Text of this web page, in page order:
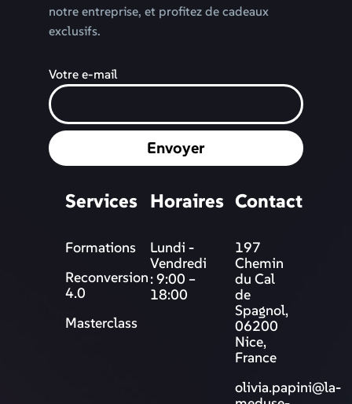
notre entreprise, et profitez de cadeaux
exclusifs.
Votre e-mail
Envoyer
Services
Formations
Reconversion
4.0
Masterclass
Horaires
Lundi -
Vendredi
: 9:00 –
18:00
Contact
197
Chemin
du Cal
de
Spagnol,
06200
Nice,
France
olivia.papini@la-